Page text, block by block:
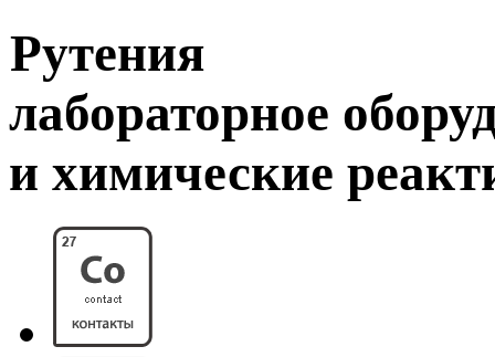
Рутения
лабораторное
и химические